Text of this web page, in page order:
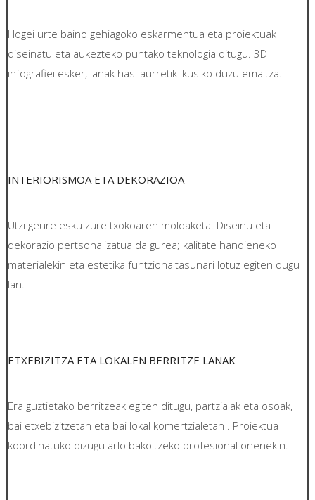
Hogei urte baino gehiagoko eskarmentua eta proiektuak
diseinatu eta aukezteko puntako teknologia ditugu. 3D
infografiei esker, lanak hasi aurretik ikusiko duzu emaitza.
INTERIORISMOA ETA DEKORAZIOA
Utzi geure esku zure txokoaren moldaketa. Diseinu eta
dekorazio pertsonalizatua da gurea; kalitate handieneko
materialekin eta estetika funtzionaltasunari lotuz egiten dugu
lan.
ETXEBIZITZA ETA LOKALEN BERRITZE LANAK
Era guztietako berritzeak egiten ditugu, partzialak eta osoak,
bai etxebizitzetan eta bai lokal komertzialetan . Proiektua
koordinatuko dizugu arlo bakoitzeko profesional onenekin.